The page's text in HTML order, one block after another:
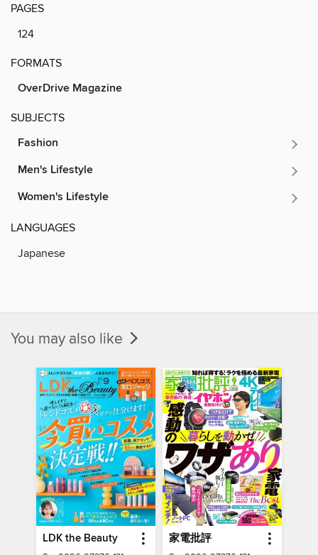
PAGES
124
FORMATS
OverDrive Magazine
SUBJECTS
Fashion
Men's Lifestyle
Women's Lifestyle
LANGUAGES
Japanese
You may also like
LDK the Beauty 家電批評